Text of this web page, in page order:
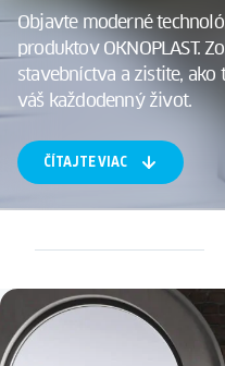
Objavte moderné
produktov OKNOPLAST.
stavebníctva a zistite, ako
váš každodenný život.
ČÍTAJTE VIAC